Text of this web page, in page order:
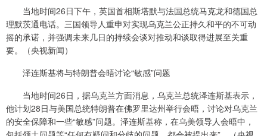
当地时间26日下午，英国首相斯塔默与法国总统马克龙和德国总
理默茨通电话。三国领导人重申对实现乌克兰公正持久和平的不可动
摇的承诺，并强调未来几日的持续会谈对推动和谈取得进展至关重
要。（央视新闻）
泽连斯基将与特朗普会晤讨论“敏感”问题
当地时间26日，据乌克兰方面消息，乌克兰总统泽连斯基表示，
他计划28日与美国总统特朗普在佛罗里达州举行会晤，讨论对乌克兰
的安全保障和一些“敏感”问题。泽连斯基称，在乌美领导人会晤中，